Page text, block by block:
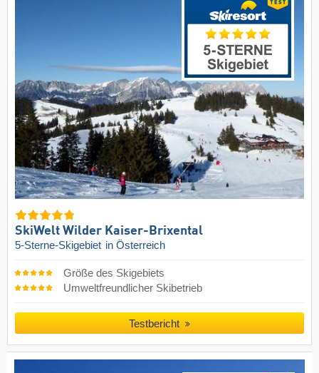
SkiWelt Wilder Kaiser-Brixental
5-Sterne-Skigebiet in Österreich
Größe des Skigebiets
Umweltfreundlicher Skibetrieb
Testbericht